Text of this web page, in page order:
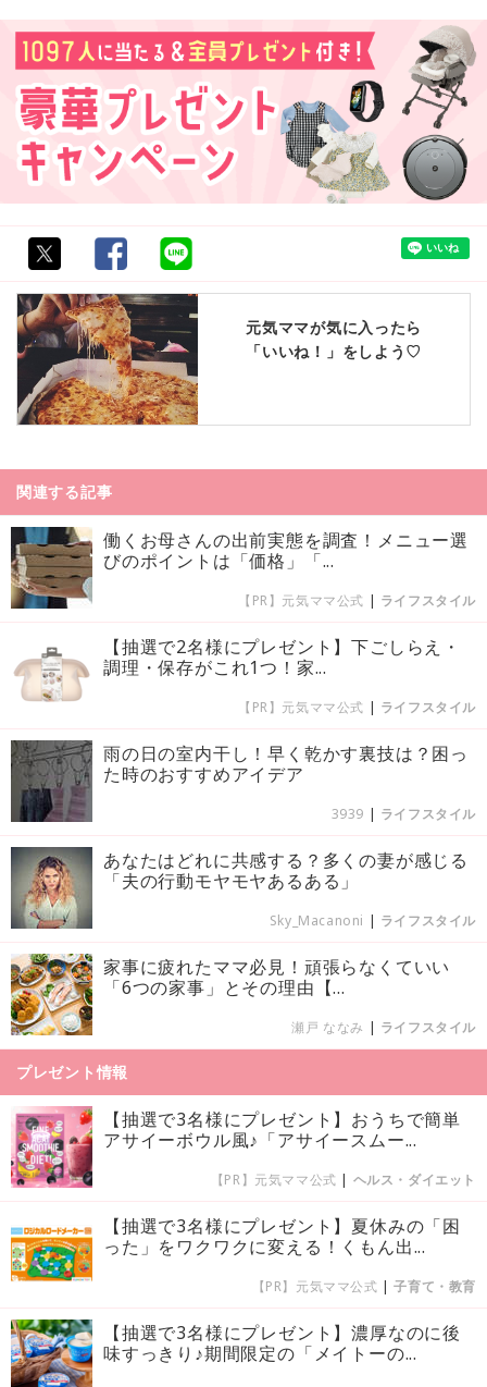
元気ママが気に入ったら
「いいね！」をしよう♡
関連する記事
働くお母さんの出前実態を調査！メニュー選
びのポイントは「価格」「...
【PR】元気ママ公式 | ライフスタイル
【抽選で2名様にプレゼント】下ごしらえ・
調理・保存がこれ1つ！家...
【PR】元気ママ公式 | ライフスタイル
雨の日の室内干し！早く乾かす裏技は？困っ
た時のおすすめアイデア
3939 | ライフスタイル
あなたはどれに共感する？多くの妻が感じる
「夫の行動モヤモヤあるある」
Sky_Macanoni | ライフスタイル
家事に疲れたママ必見！頑張らなくていい
「6つの家事」とその理由【...
瀬戸 ななみ | ライフスタイル
プレゼント情報
【抽選で3名様にプレゼント】おうちで簡単
アサイーボウル風♪「アサイースムー...
【PR】元気ママ公式 | ヘルス・ダイエット
【抽選で3名様にプレゼント】夏休みの「困
った」をワクワクに変える！くもん出...
【PR】元気ママ公式 |子育て・教育
【抽選で3名様にプレゼント】濃厚なのに後
味すっきり♪期間限定の「メイトーの...